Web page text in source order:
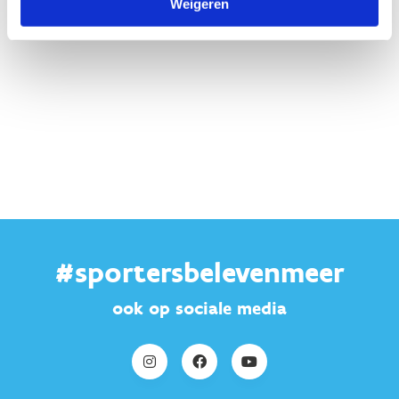
Weigeren
Geen fiches gevonden.
#sportersbelevenmeer
ook op sociale media